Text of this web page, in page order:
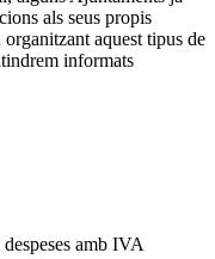
als seus propis
aquest tipus de
informats
amb IVA